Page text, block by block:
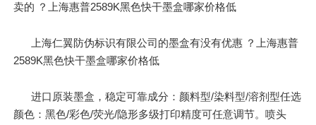
卖的 ？上海惠普2589K黑色快干墨盒哪家价格低
上海仁翼防伪标识有限公司的墨盒有没有优惠 ？上海惠普
2589K黑色快干墨盒哪家价格低
进口原装墨盒，稳定可靠成分：颜料型/染料型/溶剂型任选
颜色：黑色/彩色/荧光/隐形多级打印精度可任意调节。喷头